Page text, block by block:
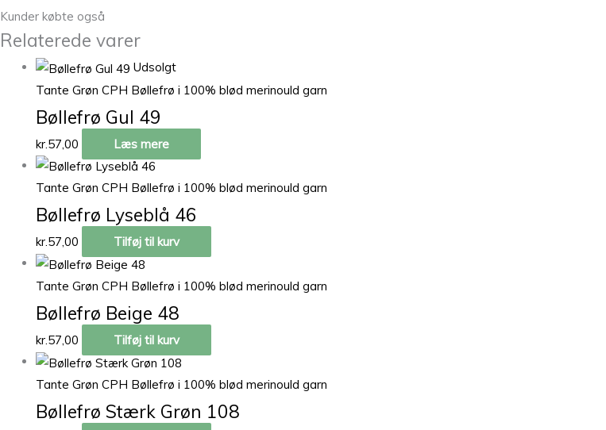
Kunder købte også
Relaterede varer
Udsolgt
Tante Grøn CPH Bøllefrø i 100% blød merinould garn
Bøllefrø Gul 49
kr. 57,00 Læs mere
Tante Grøn CPH Bøllefrø i 100% blød merinould garn
Bøllefrø Lyseblå 46
kr.57,00 Tilføj til kurv
Tante Grøn CPH Bøllefrø i 100% blød merinould garn
Bøllefrø Beige 48
kr.57,00 Tilføj til kurv
Tante Grøn CPH Bøllefrø i 100% blød merinould garn
Bøllefrø Stærk Grøn 108